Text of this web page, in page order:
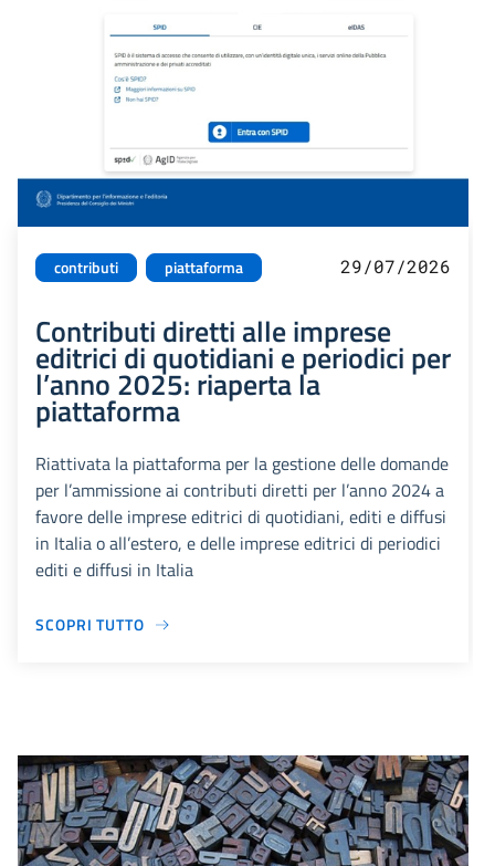
contributi piattaforma 29/07/2026
Contributi diretti alle imprese
editrici di quotidiani e periodici per
l’anno 2025: riaperta la
piattaforma
Riattivata la piattaforma per la gestione delle domande
per l’ammissione ai contributi diretti per l’anno 2024 a
favore delle imprese editrici di quotidiani, editi e diffusi
in Italia o all’estero, e delle imprese editrici di periodici
editi e diffusi in Italia
SCOPRI TUTTO